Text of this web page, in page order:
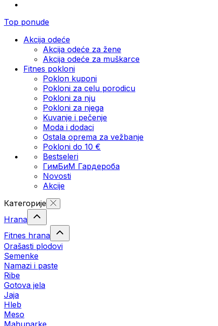
Top ponude
Akcija odeće
Akcija odeće za žene
Akcija odeće za muškarce
Fitnes pokloni
Poklon kuponi
Pokloni za celu porodicu
Pokloni za nju
Pokloni za njega
Kuvanje i pečenje
Moda i dodaci
Ostala oprema za vežbanje
Pokloni do 10 €
Bestseleri
ГимБиМ Гардeробa
Novosti
Akcije
Категорије
Hrana
Fitnes hrana
Orašasti plodovi
Semenke
Namazi i paste
Ribe
Gotova jela
Јаја
Hleb
Meso